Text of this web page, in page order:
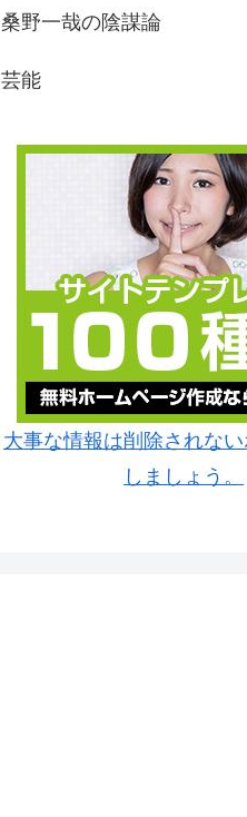
桑野一哉の陰謀論
芸能
大事な情報は削除されな
しましょう。